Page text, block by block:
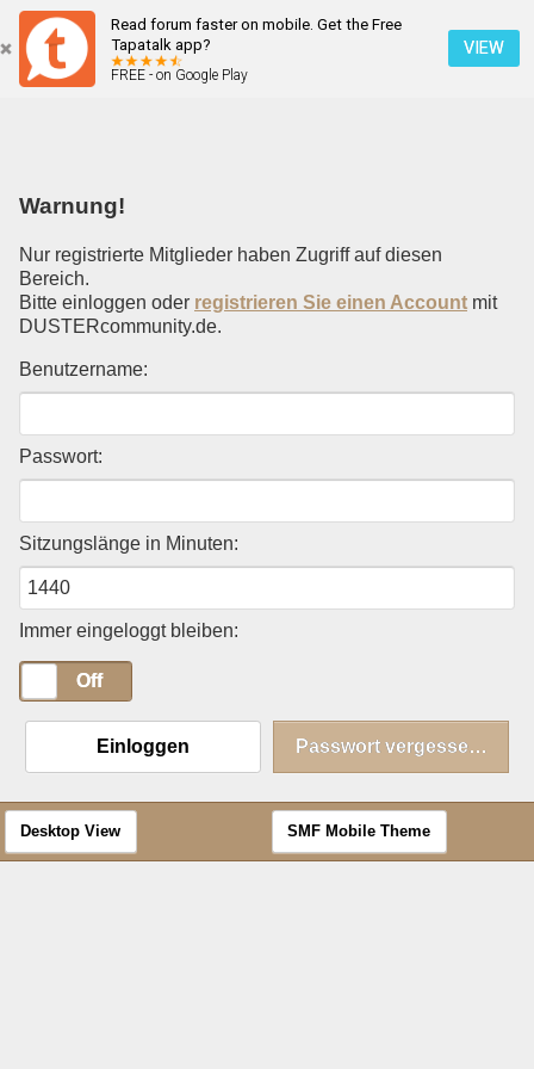
Read forum faster on mobile. Get the Free
Tapatalk app?
FREE - on Google Play
VIEW
Einloggen
Warnung!
Nur registrierte Mitglieder haben Zugriff auf diesen
Bereich.
Bitte einloggen oder registrieren Sie einen Account mit
DUSTERcommunity.de.
Benutzername:
Passwort:
Sitzungslänge in Minuten:
Immer eingeloggt bleiben:
Off
Einloggen Passwort vergessen?
Desktop View SMF Mobile Theme